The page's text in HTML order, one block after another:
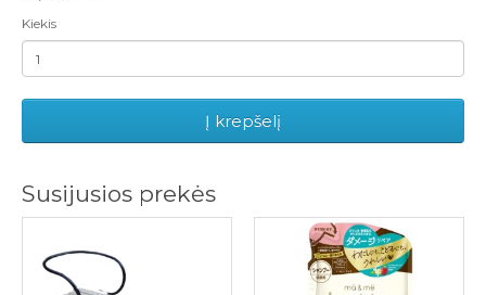
Kiekis
Į krepšelį
Susijusios prekės